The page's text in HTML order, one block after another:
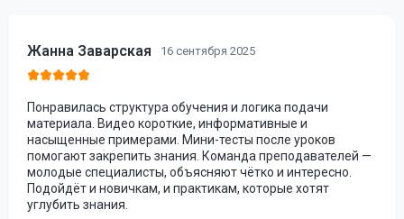
Жанна Заварская 16 сентября 2025
Понравилась структура обучения и логика подачи
материала. Видео короткие, информативные и
насыщенные примерами. Мини-тесты после уроков
помогают закрепить знания. Команда преподавателей —
молодые специалисты, объясняют чётко и интересно.
Подойдёт и новичкам, и практикам, которые хотят
углубить знания.